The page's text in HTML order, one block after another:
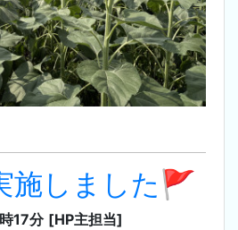
施しました🚩
17分 [HP主担当]